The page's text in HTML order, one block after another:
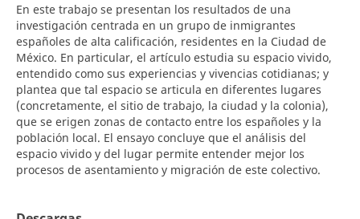
En este trabajo se presentan los resultados de una
investigación centrada en un grupo de inmigrantes
españoles de alta calificación, residentes en la Ciudad de
México. En particular, el artículo estudia su espacio vivido,
entendido como sus experiencias y vivencias cotidianas; y
plantea que tal espacio se articula en diferentes lugares
(concretamente, el sitio de trabajo, la ciudad y la colonia),
que se erigen zonas de contacto entre los españoles y la
población local. El ensayo concluye que el análisis del
espacio vivido y del lugar permite entender mejor los
procesos de asentamiento y migración de este colectivo.